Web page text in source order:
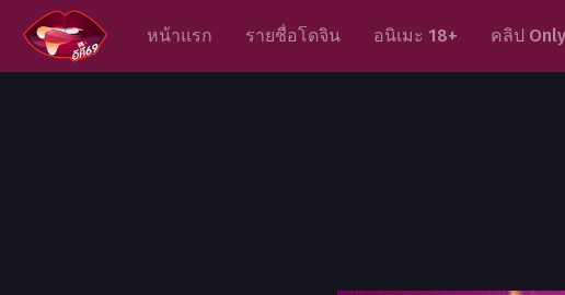
หน้าแรก รายชื่อโดจิน อนิเมะ 18+ คลิป